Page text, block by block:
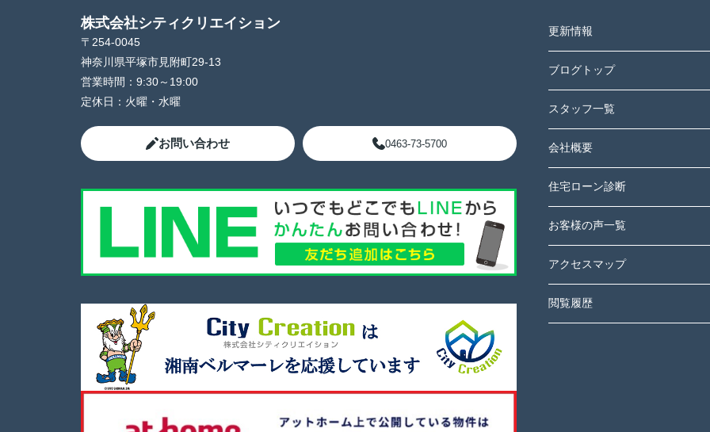
株式会社シティクリエイション
〒254-0045
神奈川県平塚市見附町29-13
営業時間： 9:30～19:00
定休日： 火曜・水曜
お問い合わせ 0463-73-5700
更新情報
ブログトップ
スタッフ一覧
会社概要
住宅ローン診断
お客様の声一覧
アクセスマップ
閲覧履歴